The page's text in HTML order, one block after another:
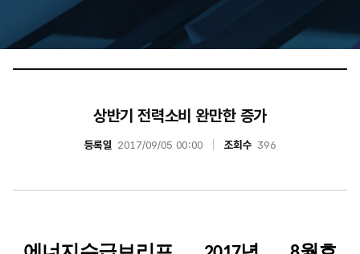
상반기 전력소비 완만한 증가
등록일 2017/09/05 00:00 조회수 396